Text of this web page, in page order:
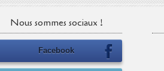
Nous sommes sociaux !
Facebook